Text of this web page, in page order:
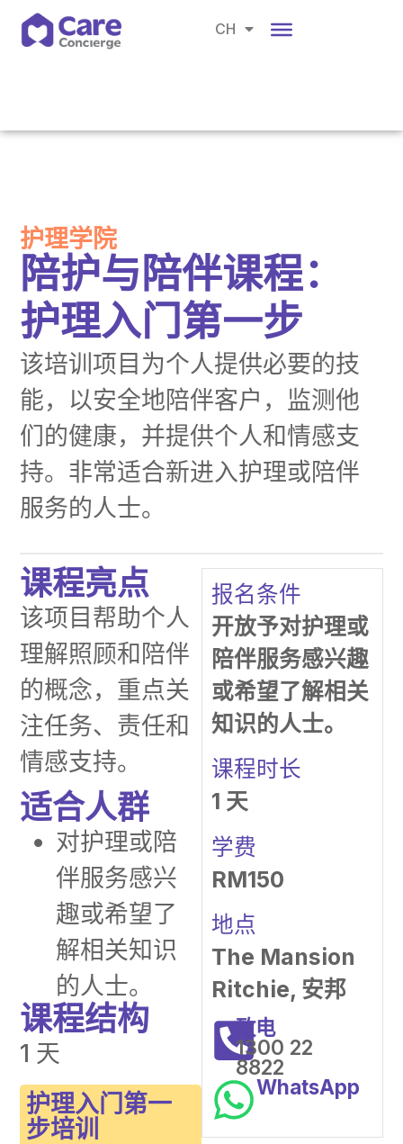
CH
BM
护理学院
陪护与陪伴课程：
护理入门第一步
该培训项目为个人提供必要的技
能，以安全地陪伴客户，监测他
们的健康，并提供个人和情感支
持。非常适合新进入护理或陪伴
服务的人士。
课程亮点
该项目帮助个人
理解照顾和陪伴
的概念，重点关
注任务、责任和
情感支持。
适合人群
对护理或陪
伴服务感兴
趣或希望了
解相关知识
的人士。
课程结构
1 天
护理入门第一
步培训
报名条件
开放予对护理或
陪伴服务感兴趣
或希望了解相关
知识的人士。
课程时长
1 天
学费
RM150
地点
The Mansion
Ritchie, 安邦
致电
1300 22
8822
WhatsApp